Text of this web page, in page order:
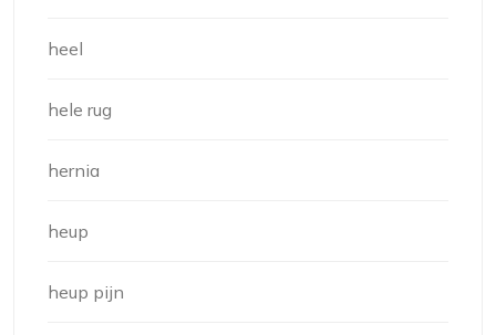
heel
hele rug
hernia
heup
heup pijn